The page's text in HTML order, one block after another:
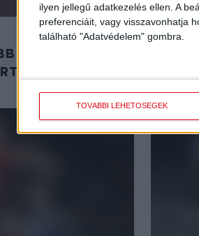
ilyen jellegű adatkezelés ellen. A
preferenciáit, vagy visszavonhatja
található "Adatvédelem" gombra.
TOVÁBBI LEHETŐSÉGEK
16 –